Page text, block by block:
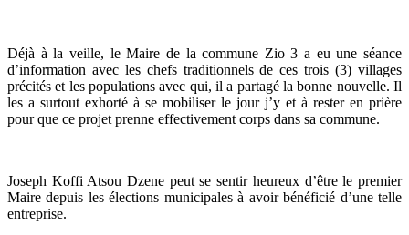
Déjà à la veille, le Maire de la commune Zio 3 a eu une séance
d’information avec les chefs traditionnels de ces trois (3) villages
précités et les populations avec qui, il a partagé la bonne nouvelle. Il
les a surtout exhorté à se mobiliser le jour j’y et à rester en prière
pour que ce projet prenne effectivement corps dans sa commune.
Joseph Koffi Atsou Dzene peut se sentir heureux d’être le premier
Maire depuis les élections municipales à avoir bénéficié d’une telle
entreprise.